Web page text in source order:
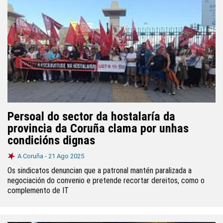
Persoal do sector da hostalaría da
provincia da Coruña clama por unhas
condicións dignas
A Coruña - 21 Ago 2025
Os sindicatos denuncian que a patronal mantén paralizada a
negociación do convenio e pretende recortar dereitos, como o
complemento de IT